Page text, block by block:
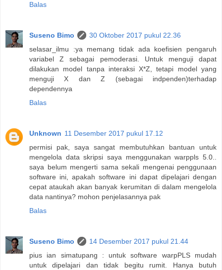
Balas
Suseno Bimo
30 Oktober 2017 pukul 22.36
selasar_ilmu :ya memang tidak ada koefisien pengaruh
variabel Z sebagai pemoderasi. Untuk menguji dapat
dilakukan model tanpa interaksi X*Z, tetapi model yang
menguji X dan Z (sebagai indpenden)terhadap
dependennya
Balas
Unknown 11 Desember 2017 pukul 17.12
permisi pak, saya sangat membutuhkan bantuan untuk
mengelola data skripsi saya menggunakan warppls 5.0..
saya belum mengerti sama sekali mengenai penggunaan
software ini, apakah software ini dapat dipelajari dengan
cepat ataukah akan banyak kerumitan di dalam mengelola
data nantinya? mohon penjelasannya pak
Balas
Suseno Bimo
14 Desember 2017 pukul 21.44
pius ian simatupang : untuk software warpPLS mudah
untuk dipelajari dan tidak begitu rumit. Hanya butuh